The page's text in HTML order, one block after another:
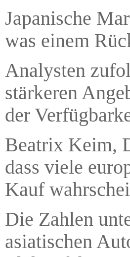
Japanische
was einem
Analysten
stärkeren
der
Beatrix Keim,
dass viele
Kauf
Die Zahlen
asiatischen